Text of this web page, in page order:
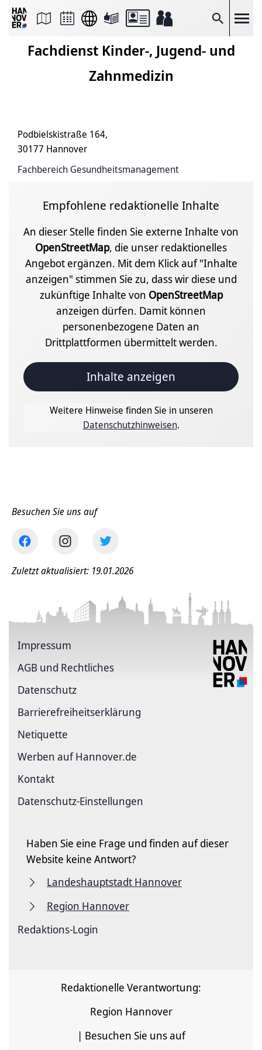
Suche
Seite
Seite
Drucken
Fachdienst Kinder-, Jugend- und
Zahnmedizin
Podbielskistraße 164,
30177 Hannover
Fachbereich Gesundheitsmanagement
Empfohlene redaktionelle Inhalte
An dieser Stelle finden Sie externe Inhalte von
OpenStreetMap, die unser redaktionelles
Angebot ergänzen. Mit dem Klick auf "Inhalte
anzeigen" stimmen Sie zu, dass wir diese und
zukünftige Inhalte von OpenStreetMap
anzeigen dürfen. Damit können
personenbezogene Daten an
Drittplattformen übermittelt werden.
Inhalte anzeigen
Weitere Hinweise finden Sie in unseren
Datenschutzhinweisen.
Besuchen Sie uns auf
Zuletzt aktualisiert: 19.01.2026
Impressum
AGB und Rechtliches
Datenschutz
Barriere­freiheits­erklärung
Netiquette
Werben auf Hannover.de
Kontakt
Datenschutz-Einstellungen
Haben Sie eine Frage und finden auf dieser
Website keine Antwort?
Landeshauptstadt Hannover
Region Hannover
Redaktions-Login
Redaktionelle Verantwortung:
Region Hannover
| Besuchen Sie uns auf